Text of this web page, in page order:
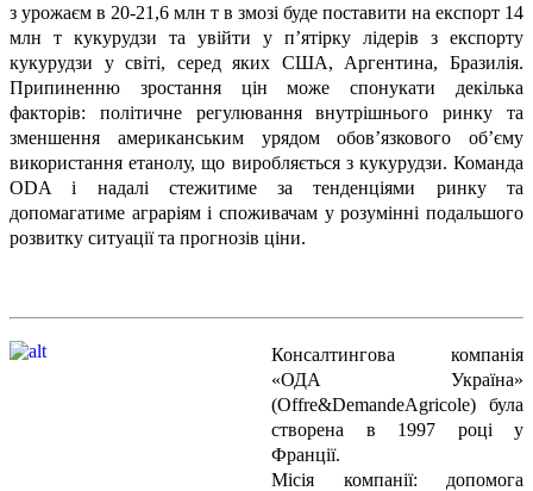
з урожаєм в 20-21,6 млн т в змозі буде поставити на експорт 14
млн т кукурудзи та увійти у п’ятірку лідерів з експорту
кукурудзи у світі, серед яких США, Аргентина, Бразилія.
Припиненню зростання цін може спонукати декілька
факторів: політичне регулювання внутрішнього ринку та
зменшення американським урядом обов’язкового об’єму
використання етанолу, що виробляється з кукурудзи. Команда
ODA і надалі стежитиме за тенденціями ринку та
допомагатиме аграріям і споживачам у розумінні подальшого
розвитку ситуації та прогнозів ціни.
Консалтингова компанія
«ОДА Україна»
(Offre&DemandeAgricole) була
створена в 1997 році у
Франції.
Місія компанії: допомога